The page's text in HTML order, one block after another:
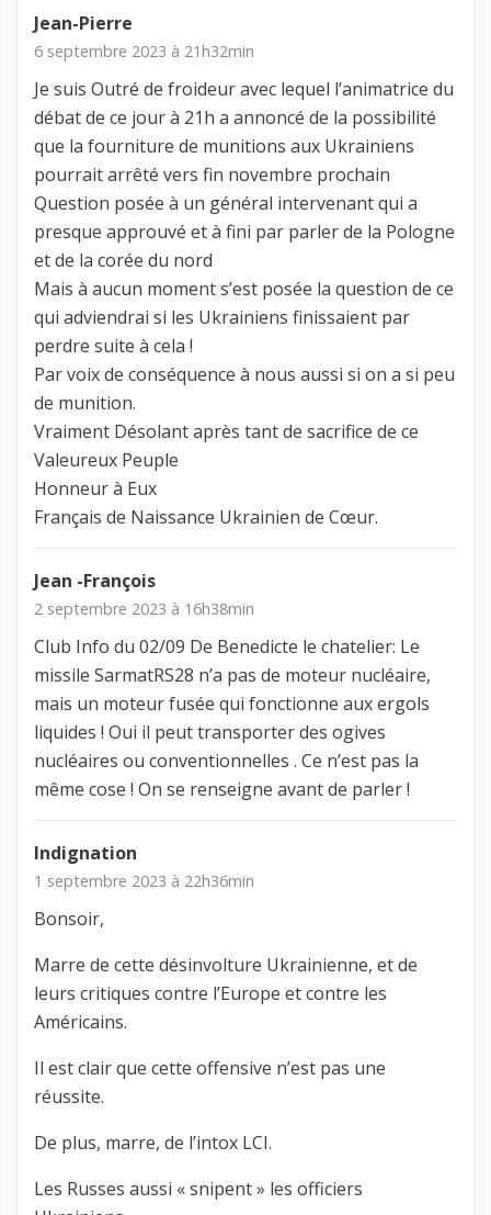
Jean-Pierre
6 septembre 2023 à 21h32min
Je suis Outré de froideur avec lequel l’animatrice du
débat de ce jour à 21h a annoncé de la possibilité
que la fourniture de munitions aux Ukrainiens
pourrait arrêté vers fin novembre prochain
Question posée à un général intervenant qui a
presque approuvé et à fini par parler de la Pologne
et de la corée du nord
Mais à aucun moment s’est posée la question de ce
qui adviendrai si les Ukrainiens finissaient par
perdre suite à cela !
Par voix de conséquence à nous aussi si on a si peu
de munition.
Vraiment Désolant après tant de sacrifice de ce
Valeureux Peuple
Honneur à Eux
Français de Naissance Ukrainien de Cœur.
Jean -François
2 septembre 2023 à 16h38min
Club Info du 02/09 De Benedicte le chatelier: Le
missile SarmatRS28 n’a pas de moteur nucléaire,
mais un moteur fusée qui fonctionne aux ergols
liquides ! Oui il peut transporter des ogives
nucléaires ou conventionnelles . Ce n’est pas la
même cose ! On se renseigne avant de parler !
Indignation
1 septembre 2023 à 22h36min
Bonsoir,
Marre de cette désinvolture Ukrainienne, et de
leurs critiques contre l’Europe et contre les
Américains.
Il est clair que cette offensive n’est pas une
réussite.
De plus, marre, de l’intox LCI.
Les Russes aussi « snipent » les officiers